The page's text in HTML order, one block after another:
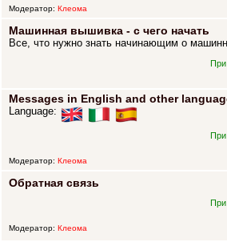
Модератор: Клеома
Машинная вышивка - с чего начать
Все, что нужно знать начинающим о
При
Messages in English and other
Language:
Модератор: Клеома
Обратная связь
При
Модератор: Клеома